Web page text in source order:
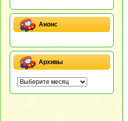
Анонс
Архивы